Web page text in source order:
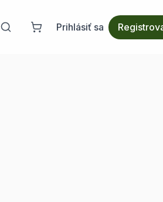
Prihlásiť sa